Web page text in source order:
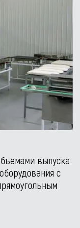
выпуска
с